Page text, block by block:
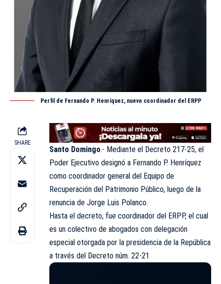
Perfil de Fernando P. Henríquez, nuevo coordinador del ERPP
SHARE
Santo Domingo.- Mediante el Decreto 217-25, el
Poder Ejecutivo designó a Fernando P. Henríquez
como coordinador general del Equipo de
Recuperación del Patrimonio Público, luego de la
renuncia de Jorge Luis Polanco.
Hasta el decreto, fue coordinador del ERPP, el cual
es un colectivo de abogados con delegación
especial otorgada por la presidencia de la República
a través del Decreto núm. 22-21